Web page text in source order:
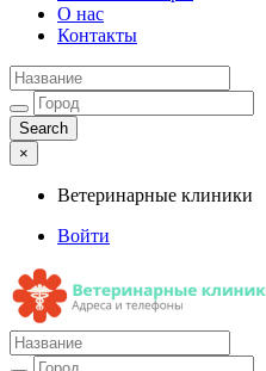
О нас
Контакты
×
Ветеринарные клиники
Войти
Ветеринарные клиники
Адреса и телефоны